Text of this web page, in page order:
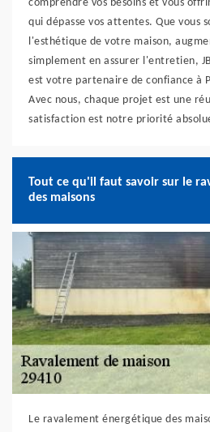
comprendre vos besoins et vous
qui dépasse vos attentes. Que vous
l'esthétique de votre maison,
simplement en assurer l'entretien,
est votre partenaire de confiance à
Avec nous, chaque projet est une
satisfaction est notre priorité
Tout ce qu'il faut savoir sur le
des maisons
Le ravalement énergétique des